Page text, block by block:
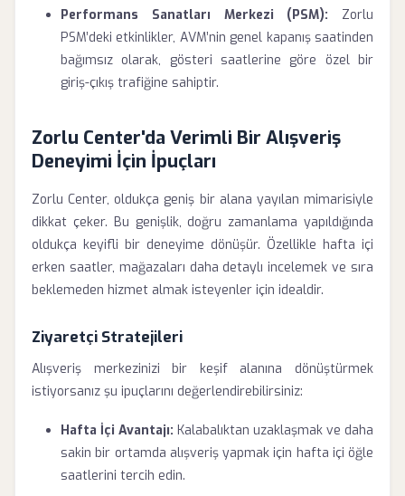
Performans Sanatları Merkezi (PSM): Zorlu
PSM’deki etkinlikler, AVM’nin genel kapanış saatinden
bağımsız olarak, gösteri saatlerine göre özel bir
giriş-çıkış trafiğine sahiptir.
Zorlu Center'da Verimli Bir Alışveriş
Deneyimi İçin İpuçları
Zorlu Center, oldukça geniş bir alana yayılan mimarisiyle
dikkat çeker. Bu genişlik, doğru zamanlama yapıldığında
oldukça keyifli bir deneyime dönüşür. Özellikle hafta içi
erken saatler, mağazaları daha detaylı incelemek ve sıra
beklemeden hizmet almak isteyenler için idealdir.
Ziyaretçi Stratejileri
Alışveriş merkezinizi bir keşif alanına dönüştürmek
istiyorsanız şu ipuçlarını değerlendirebilirsiniz:
Hafta İçi Avantajı: Kalabalıktan uzaklaşmak ve daha
sakin bir ortamda alışveriş yapmak için hafta içi öğle
saatlerini tercih edin.